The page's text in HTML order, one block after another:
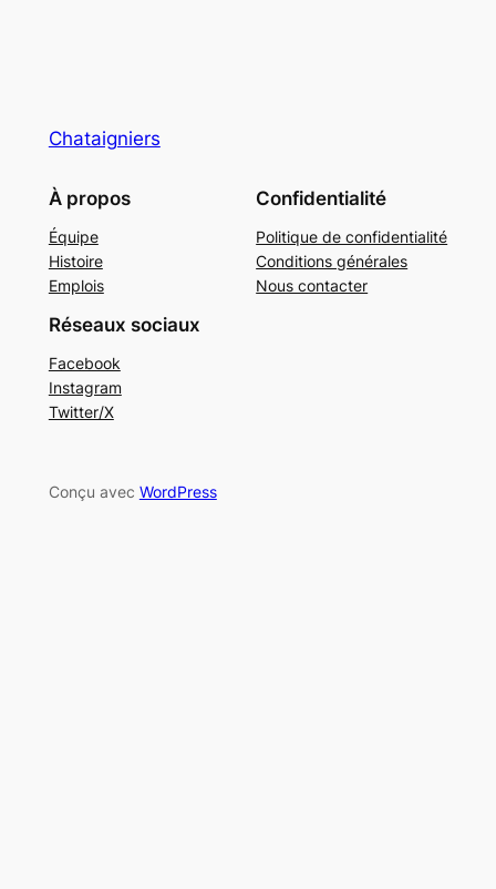
Chataigniers
À propos
Équipe
Histoire
Emplois
Confidentialité
Politique de confidentialité
Conditions générales
Nous contacter
Réseaux sociaux
Facebook
Instagram
Twitter/X
Conçu avec WordPress